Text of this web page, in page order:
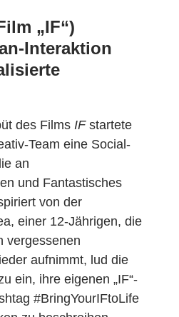
„IF“)
Interaktion
des FilmsIFstartete
Team eine Social-
an
und Fantastisches
von der
einer 12-Jährigen, die
vergessenen
aufnimmt, lud die
ein, ihre eigenen „IF“-
#BringYourIFtoLife